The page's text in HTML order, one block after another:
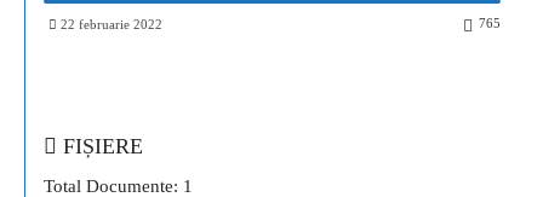
22 februarie 2022 765
FIȘIERE
Total Documente: 1